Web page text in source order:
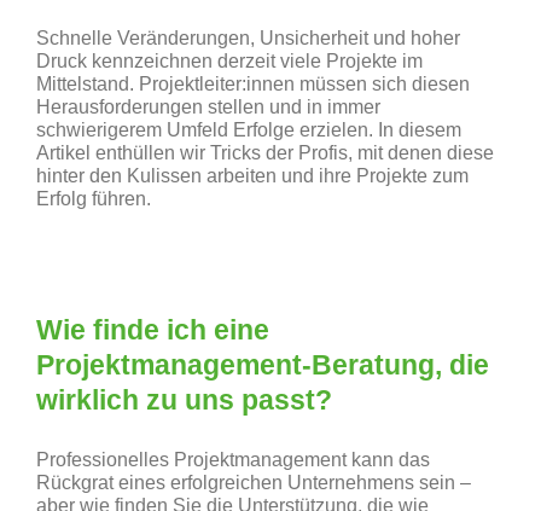
Schnelle Veränderungen, Unsicherheit und hoher
Druck kennzeichnen derzeit viele Projekte im
Mittelstand. Projektleiter:innen müssen sich diesen
Herausforderungen stellen und in immer
schwierigerem Umfeld Erfolge erzielen. In diesem
Artikel enthüllen wir Tricks der Profis, mit denen diese
hinter den Kulissen arbeiten und ihre Projekte zum
Erfolg führen.
Wie finde ich eine
Projektmanagement-Beratung, die
wirklich zu uns passt?
Professionelles Projektmanagement kann das
Rückgrat eines erfolgreichen Unternehmens sein –
aber wie finden Sie die Unterstützung, die wie